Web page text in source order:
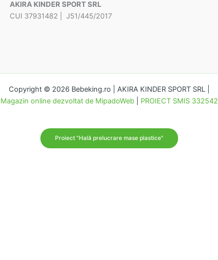
AKIRA KINDER SPORT SRL
CUI 37931482 | J51/445/2017
Copyright © 2026 Bebeking.ro | AKIRA KINDER SPORT SRL |
Magazin online dezvoltat de MipadoWeb| PROIECT SMIS 332542
Proiect "Hală prelucrare mase plastice"